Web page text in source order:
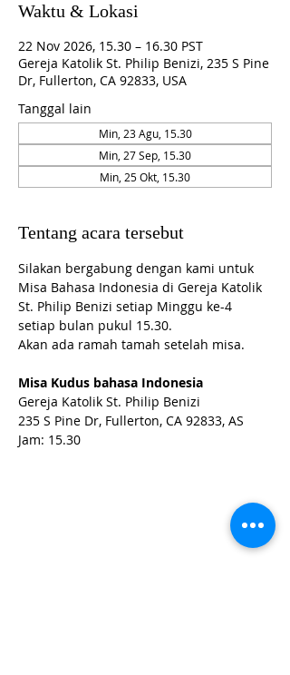
Waktu & Lokasi
22 Nov 2026, 15.30 – 16.30 PST
Gereja Katolik St. Philip Benizi, 235 S Pine
Dr, Fullerton, CA 92833, USA
Tanggal lain
Min, 23 Agu, 15.30
Min, 27 Sep, 15.30
Min, 25 Okt, 15.30
Tentang acara tersebut
Silakan bergabung dengan kami untuk
Misa Bahasa Indonesia di Gereja Katolik
St. Philip Benizi setiap Minggu ke-4
setiap bulan pukul 15.30.
Akan ada ramah tamah setelah misa.
Misa Kudus bahasa Indonesia
Gereja Katolik St. Philip Benizi
235 S Pine Dr, Fullerton, CA 92833, AS
Jam: 15.30